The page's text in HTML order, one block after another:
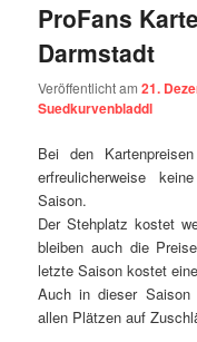
ProFans
Darmstadt
Veröffentlicht am21.
Suedkurvenbladdl
Bei den
erfreulicherweise
Saison.
Der Stehplatz kostet
bleiben auch die
letzte Saison kostet
Auch in dieser
allen Plätzen auf